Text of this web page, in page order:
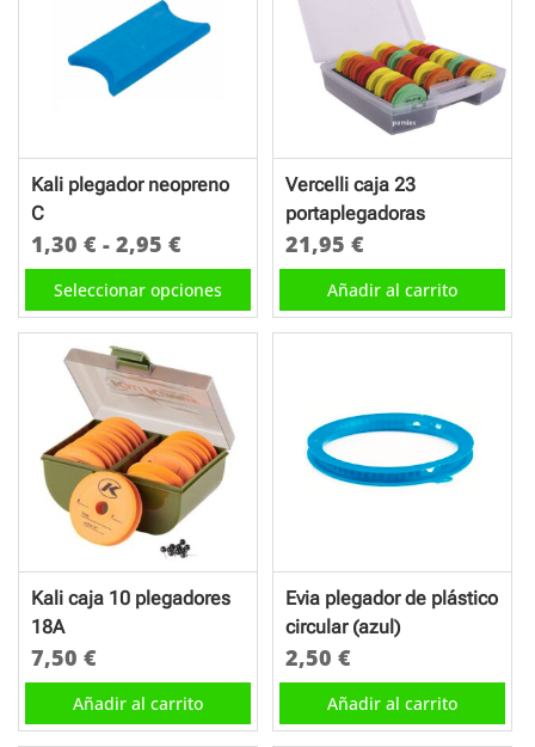
Kali plegador neopreno
C
1,30 € - 2,95 €
de
precios:
desde
1,30 €
hasta
2,95 €
Seleccionar opciones
Este
producto
tiene
múltiples
variantes.
Las
opciones
se
pueden
elegir
en
la
de
producto
Vercelli caja 23
portaplegadoras
21,95€
Añadir al carrito
Kali caja 10 plegadores
18A
7,50 €
Añadir al carrito
Evia plegador de plástico
circular (azul)
2,50€
Añadir al carrito